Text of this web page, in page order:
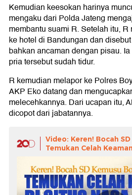
Kemudian keesokan harinya
mengaku dari Polda Jateng
membantu suami R. Setelah itu,
ke hotel di Bandungan dan
bahkan ancaman dengan pisau.
pria tersebut sudah tidur.
R kemudian melapor ke Polres
AKP Eko datang dan
melecehkannya. Dari ucapan itu,
dicopot dari jabatannya.
Video: Keren! Bocah
Temukan Celah